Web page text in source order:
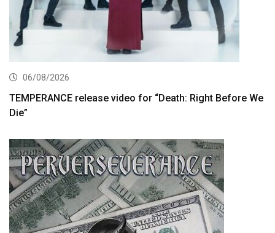
06/08/2026
TEMPERANCE release video for “Death: Right Before We
Die”